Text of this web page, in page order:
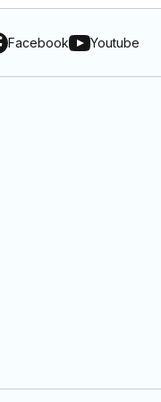
Facebook Youtube